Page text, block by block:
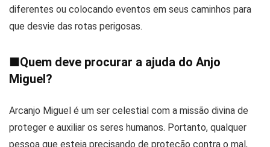
diferentes ou colocando eventos em seus caminhos para
que desvie das rotas perigosas.
■Quem deve procurar a ajuda do Anjo
Miguel?
Arcanjo Miguel é um ser celestial com a missão divina de
proteger e auxiliar os seres humanos. Portanto, qualquer
pessoa que esteja precisando de proteção contra o mal,